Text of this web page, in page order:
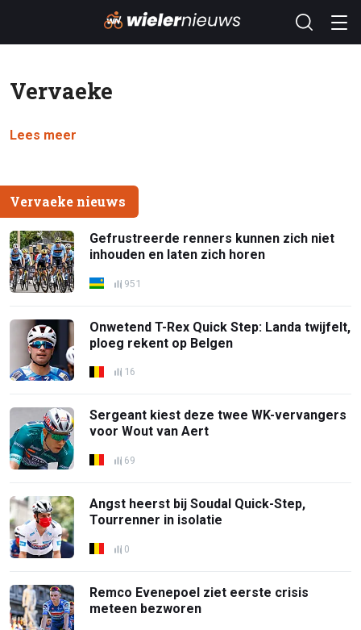
Vervaeke
Lees meer
Vervaeke nieuws
Gefrustreerde renners kunnen zich niet
inhouden en laten zich horen
951
Onwetend T-Rex Quick Step: Landa twijfelt,
ploeg rekent op Belgen
16
Sergeant kiest deze twee WK-vervangers
voor Wout van Aert
69
Angst heerst bij Soudal Quick-Step,
Tourrenner in isolatie
0
Remco Evenepoel ziet eerste crisis
meteen bezworen